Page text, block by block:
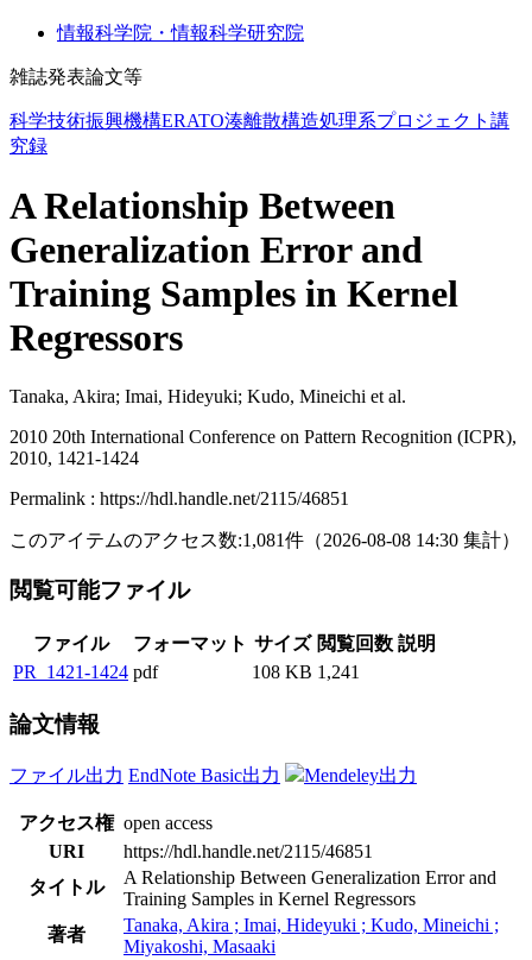
情報科学院・情報科学研究院
雑誌発表論文等
科学技術振興機構ERATO湊離散構造処理系プロジェクト講
究録
A Relationship Between
Generalization Error and
Training Samples in Kernel
Regressors
Tanaka, Akira; Imai, Hideyuki; Kudo, Mineichi et al.
2010 20th International Conference on Pattern Recognition (ICPR),
2010, 1421-1424
Permalink : https://hdl.handle.net/2115/46851
このアイテムのアクセス数:1,081件 （2026-08-08 14:30 集計）
閲覧可能ファイル
ファイル フォーマット サイズ 閲覧回数 説明
PR_1421-1424 pdf 108 KB 1,241
論文情報
ファイル出力 EndNote Basic出力 Mendeley出力
アクセス権 open access
URI
https://hdl.handle.net/2115/46851
タイトル
A Relationship Between Generalization Error and
Training Samples in Kernel Regressors
著者
Tanaka, Akira ; Imai, Hideyuki ; Kudo, Mineichi ;
Miyakoshi, Masaaki